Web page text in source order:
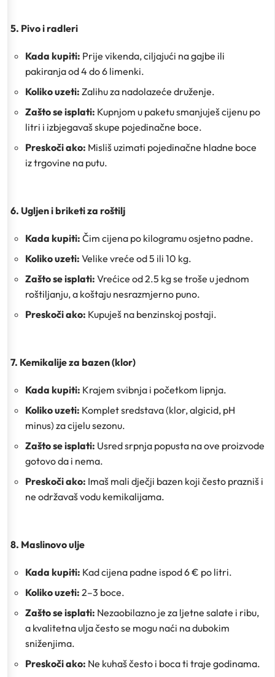
5. Pivo i radleri
Kada kupiti: Prije vikenda, ciljajući na gajbe ili
pakiranja od 4 do 6 limenki.
Koliko uzeti: Zalihu za nadolazeće druženje.
Zašto se isplati: Kupnjom u paketu smanjuješ cijenu po
litri i izbjegavaš skupe pojedinačne boce.
Preskoči ako: Misliš uzimati pojedinačne hladne boce
iz trgovine na putu.
6. Ugljen i briketi za roštilj
Kada kupiti: Čim cijena po kilogramu osjetno padne.
Koliko uzeti: Velike vreće od 5 ili 10 kg.
Zašto se isplati: Vrećice od 2.5 kg se troše u jednom
roštiljanju, a koštaju nesrazmjerno puno.
Preskoči ako: Kupuješ na benzinskoj postaji.
7. Kemikalije za bazen (klor)
Kada kupiti: Krajem svibnja i početkom lipnja.
Koliko uzeti: Komplet sredstava (klor, algicid, pH
minus) za cijelu sezonu.
Zašto se isplati: Usred srpnja popusta na ove proizvode
gotovo da i nema.
Preskoči ako: Imaš mali dječji bazen koji često prazniš i
ne održavaš vodu kemikalijama.
8. Maslinovo ulje
Kada kupiti: Kad cijena padne ispod 6 € po litri.
Koliko uzeti: 2–3 boce.
Zašto se isplati: Nezaobilazno je za ljetne salate i ribu,
a kvalitetna ulja često se mogu naći na dubokim
sniženjima.
Preskoči ako: Ne kuhaš često i boca ti traje godinama.